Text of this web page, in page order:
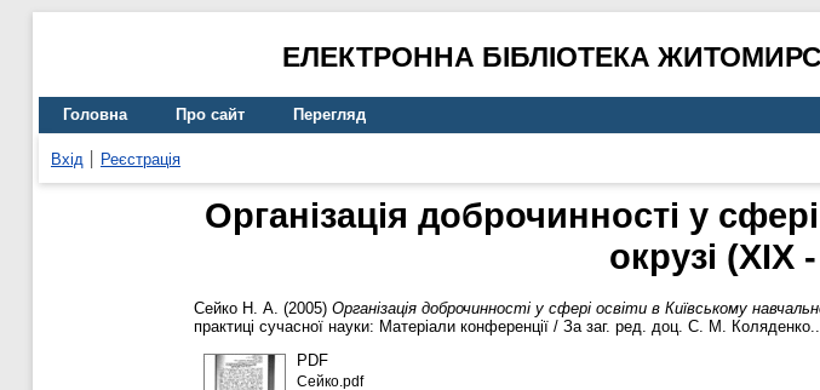
ЕЛЕКТРОННА БІБЛІОТЕКА
Головна Про сайт Перегляд
Вхід Реєстрація
Організація доброчинності у
окрузі (ХІХ
Сейко Н. А. (2005) Організація доброчинності у сфері освіти в Київському
практиці сучасної науки: Матеріали конференції / За заг. ред. доц. С. М.
PDF
Сейко.pdf